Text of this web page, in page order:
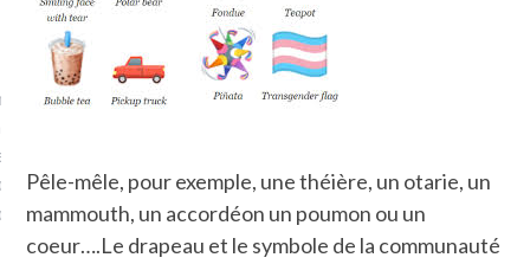
QUI MARCHE
journaliste à France
conquis mais en
Je ne suis pas une
Pêle-mêle, pour exemple, une théière, un otarie, un
mammouth, un accordéon un poumon ou un
coeur….Le drapeau et le symbole de la communauté